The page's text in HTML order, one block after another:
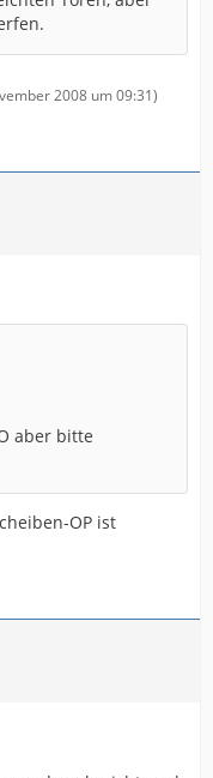
2008 um 09:31)
aber bitte
OP ist